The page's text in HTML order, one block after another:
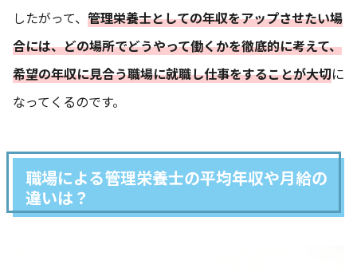
したがって、 管理栄養士としての年収をアップさせたい場
合には、どの場所でどうやって働くかを徹底的に考えて、
希望の年収に見合う職場に就職し仕事をすることが大切に
なってくるのです。
職場による管理栄養士の平均年収や月給の
違いは？